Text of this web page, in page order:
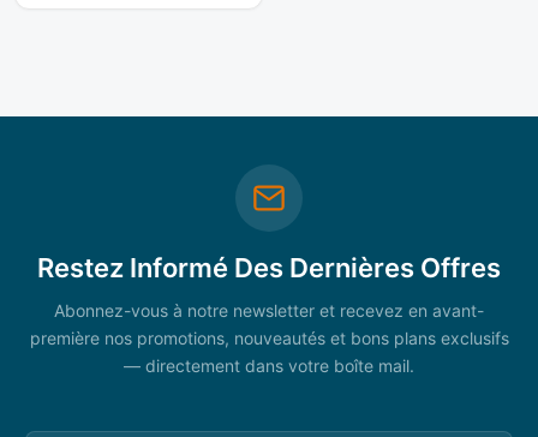
Restez Informé Des Dernières Offres
Abonnez-vous à notre newsletter et recevez en avant-
première nos promotions, nouveautés et bons plans exclusifs
— directement dans votre boîte mail.